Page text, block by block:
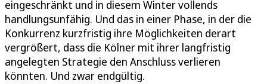
eingeschränkt und in diesem Winter vollends
handlungsunfähig. Und das in einer Phase, in der die
Konkurrenz kurzfristig ihre Möglichkeiten derart
vergrößert, dass die Kölner mit ihrer langfristig
angelegten Strategie den Anschluss verlieren
könnten. Und zwar endgültig.